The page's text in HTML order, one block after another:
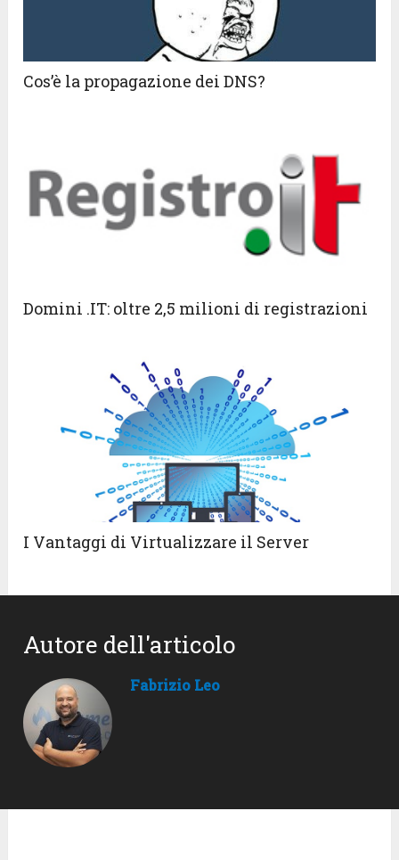
Cos’è la propagazione dei DNS?
Domini .IT: oltre 2,5 milioni di registrazioni
I Vantaggi di Virtualizzare il Server
Autore dell'articolo
Fabrizio Leo